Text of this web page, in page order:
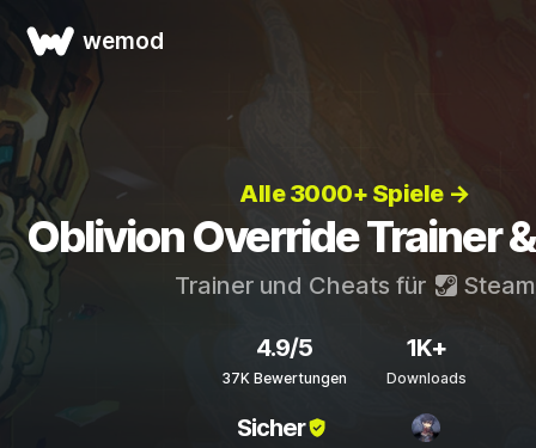
wemod
Alle 3000+ Spiele →
Oblivion Override Trainer
Trainer und Cheats für Steam
4.9/5
37K Bewertungen
1K+
Downloads
Sicher